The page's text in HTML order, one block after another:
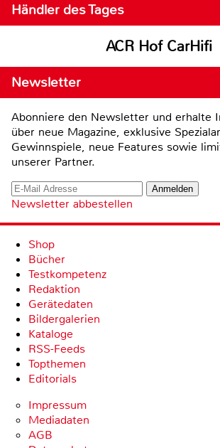
Händler des Tages
ACR Hof CarHifi
Newsletter
Abonniere den Newsletter und erhalte
über neue Magazine, exklusive
Gewinnspiele, neue Features sowie
unserer Partner.
Newsletter abbestellen
Shop
Bücher
Testkompetenz
Redaktion
Gerätedaten
Bildergalerien
Kataloge
RSS-Feeds
Topthemen
Editorials
Impressum
Mediadaten
AGB